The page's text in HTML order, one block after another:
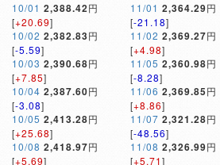
10/01 2,388.42円
[+20.69]
10/02 2,382.83円
[-5.59]
10/03 2,390.68円
[+7.85]
10/04 2,387.60円
[-3.08]
10/05 2,413.28円
[+25.68]
10/08 2,418.97円
[+5.69]
11/01 2,364.29円
[-21.18]
11/02 2,369.27円
[+4.98]
11/05 2,360.98円
[-8.28]
11/06 2,369.85円
[+8.86]
11/07 2,321.28円
[-48.56]
11/08 2,326.99円
[+5.71]